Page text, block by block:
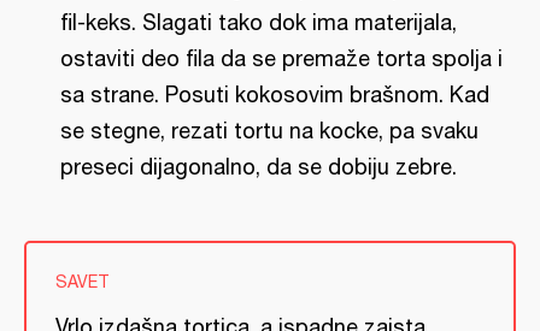
fil-keks. Slagati tako dok ima materijala,
ostaviti deo fila da se premaže torta spolja i
sa strane. Posuti kokosovim brašnom. Kad
se stegne, rezati tortu na kocke, pa svaku
preseci dijagonalno, da se dobiju zebre.
SAVET